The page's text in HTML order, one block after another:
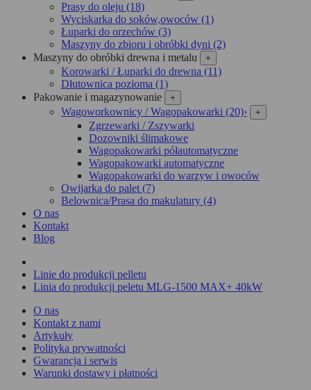
Prasy do oleju (18)
Wyciskarka do soków,owoców (1)
Łuparki do orzechów (3)
Maszyny do zbioru i obróbki dyni (2)
Maszyny do obróbki drewna i metalu
+
Korowarki / Łuparki do drewna (11)
Dłutownica pozioma (1)
Pakowanie i magazynowanie
+
Wagoworkownicy / Wagopakowarki (20)› +
Zgrzewarki / Zszywarki
Dozowniki ślimakowe
Wagopakowarki półautomatyczne
Wagopakowarki automatyczne
Wagopakowarki do warzyw i owoców
Owijarka do palet (7)
Belownica/Prasa do makulatury (4)
O nas
Kontakt
Blog
Linie do produkcji pelletu
Linia do produkcji peletu MLG-1500 MAX+ 40kW
O nas
Kontakt z nami
Artykuły
Polityka prywatności
Gwarancja i serwis
Warunki dostawy i płatności